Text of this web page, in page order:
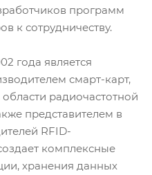
программ
к сотрудничеству.
года является
смарт-карт,
радиочастотной
представителем в
RFID-
комплексные
хранения данных